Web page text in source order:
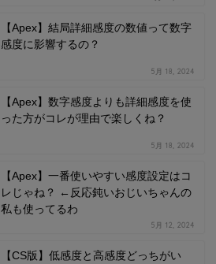
【Apex】結局詳細感度の数値って数字
感度に影響するの？
5月 18, 2024
【Apex】数字感度よりも詳細感度を使
った方がコレが理由で楽しくね？
5月 18, 2024
【Apex】一番使いやすい感度設定はコ
レじゃね？ ←反応鈍いおじいちゃんの
私も使ってるわ
5月 12, 2024
【CS版】低感度と高感度どっちがい